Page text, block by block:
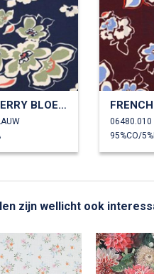
FRENCH TERRY BLOEMEN
06480.010
95%CO/
zijn wellicht ook